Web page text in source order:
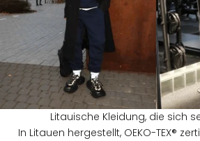
Litauische Kleidung, die sich
In Litauen hergestellt, OEKO-TEX®